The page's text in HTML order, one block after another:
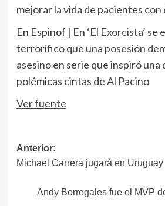
mejorar la vida de pacientes con
En Espinof | En ‘El Exorcista’ se
terrorífico que una posesión
asesino en serie que inspiró una
polémicas cintas de Al Pacino
Ver fuente
Navegación
de
entradas
Anterior:
Michael Carrera jugará en Uruguay
Andy Borregales fue el MVP